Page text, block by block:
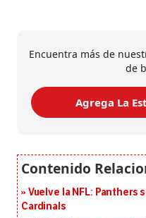
Encuentra más de
de
Agrega La
Vuelve la NFL: Panthers
Cardinals